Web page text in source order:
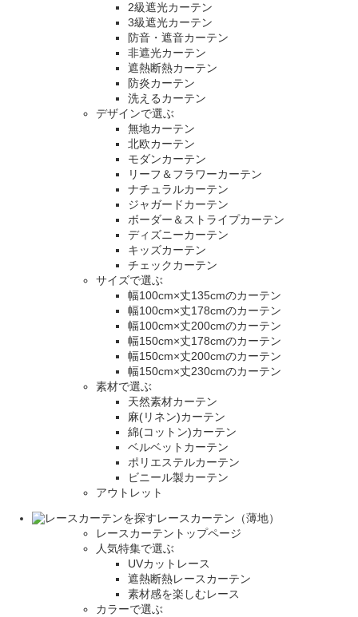
2級遮光カーテン
3級遮光カーテン
防音・遮音カーテン
非遮光カーテン
遮熱断熱カーテン
防炎カーテン
洗えるカーテン
デザインで選ぶ
無地カーテン
北欧カーテン
モダンカーテン
リーフ＆フラワーカーテン
ナチュラルカーテン
ジャガードカーテン
ボーダー＆ストライプカーテン
ディズニーカーテン
キッズカーテン
チェックカーテン
サイズで選ぶ
幅100cm×丈135cmのカーテン
幅100cm×丈178cmのカーテン
幅100cm×丈200cmのカーテン
幅150cm×丈178cmのカーテン
幅150cm×丈200cmのカーテン
幅150cm×丈230cmのカーテン
素材で選ぶ
天然素材カーテン
麻(リネン)カーテン
綿(コットン)カーテン
ベルベットカーテン
ポリエステルカーテン
ビニール製カーテン
アウトレット
レースカーテン（薄地）
レースカーテントップページ
人気特集で選ぶ
UVカットレース
遮熱断熱レースカーテン
素材感を楽しむレース
カラーで選ぶ